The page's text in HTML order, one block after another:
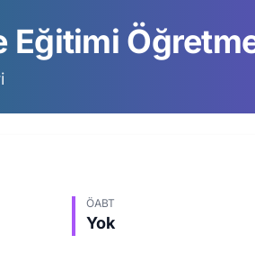
Eğitimi
ÖABT
Yok